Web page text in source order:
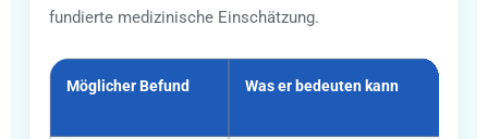
fundierte medizinische Einschätzung.
Möglicher Befund Was er bedeuten kann